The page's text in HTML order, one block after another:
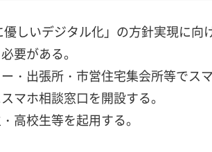
しいデジタル化」の方針実現に
要がある。
・出張所・市営住宅集会所等でス
マホ相談窓口を開設する。
高校生等を起用する。